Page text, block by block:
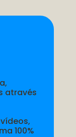
através
100%